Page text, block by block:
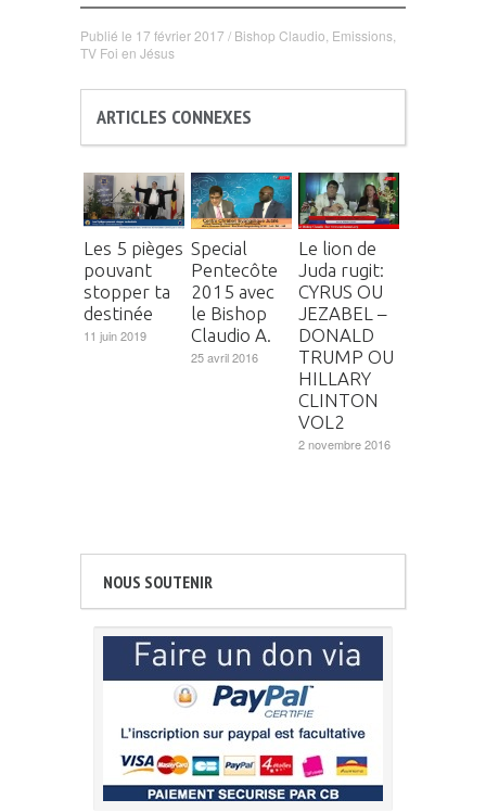
Publié le 17 février 2017 / Bishop Claudio Emissions
TV Foi en Jésus
ARTICLES CONNEXES
Les 5 pièges
pouvant
stopper ta
destinée
11 juin 2019
Special
Pentecôte
2015 avec
le Bishop
Claudio A.
25 avril 2016
Le lion de
Juda rugit:
CYRUS OU
JEZABEL –
DONALD
TRUMP OU
HILLARY
CLINTON
VOL2
2 novembre 2016
NOUS SOUTENIR